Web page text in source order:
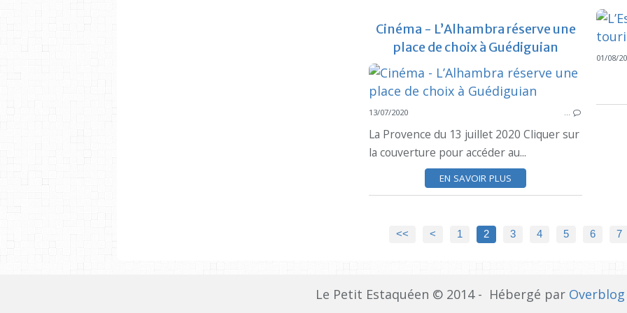
01/08/
Cinéma - L’Alhambra réserve une
place de choix à Guédiguian
13/07/2020 …
La Provence du 13 juillet 2020 Cliquer sur
la couverture pour accéder au...
EN SAVOIR PLUS
<< < 1 2 3 4 5 6 7
Le Petit Estaquéen © 2014 - Hébergé par Overblog